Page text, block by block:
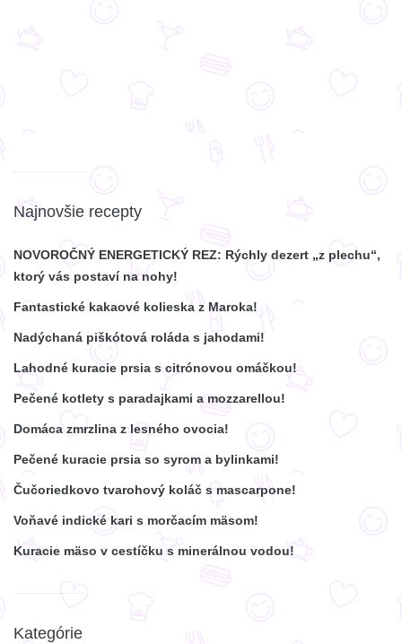
Najnovšie recepty
NOVOROČNÝ ENERGETICKÝ REZ: Rýchly dezert „z plechu“,
ktorý vás postaví na nohy!
Fantastické kakaové kolieska z Maroka!
Nadýchaná piškótová roláda s jahodami!
Lahodné kuracie prsia s citrónovou omáčkou!
Pečené kotlety s paradajkami a mozzarellou!
Domáca zmrzlina z lesného ovocia!
Pečené kuracie prsia so syrom a bylinkami!
Čučoriedkovo tvarohový koláč s mascarpone!
Voňavé indické kari s morčacím mäsom!
Kuracie mäso v cestíčku s minerálnou vodou!
Kategórie